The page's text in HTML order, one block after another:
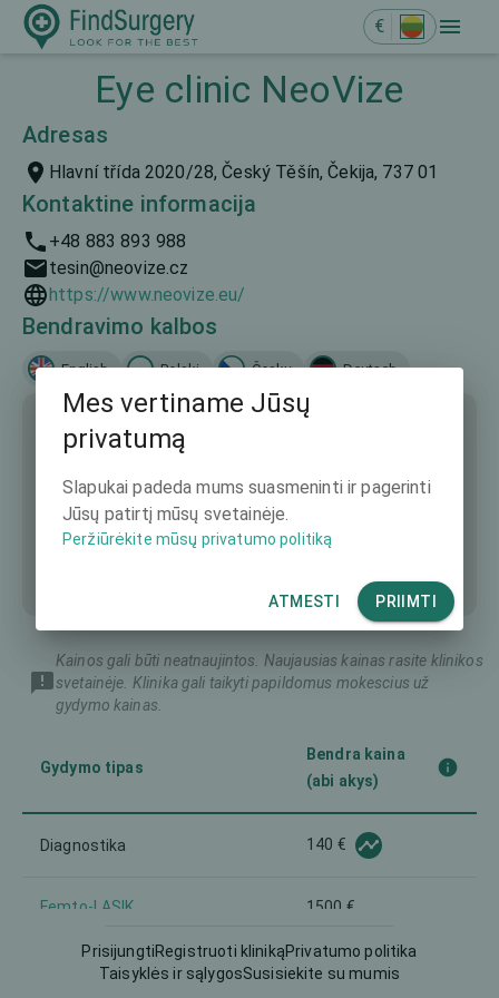
€
Eye clinic NeoVize
Adresas
Hlavní třída 2020/28, Český Těšín, Čekija, 737 01
Kontaktine informacija
+48 883 893 988
tesin@neovize.cz
https://www.neovize.eu/
Bendravimo kalbos
English Polski Česky Deutsch
Kainos gali būti neatnaujintos. Naujausias kainas rasite klinikos
svetainėje. Klinika gali taikyti papildomus mokescius už
gydymo kainas.
Gydymo tipas
Bendra kaina
(abi akys)
Diagnostika 140 €
Femto-LASIK 1500 €
Implantuojamas kontaktinis
3140 €
PrisijungtiRegistruoti klinikąPrivatumo politika
Taisyklės ir sąlygosSusisiekite su mumis
Mes vertiname Jūsų
privatumą
Slapukai padeda mums suasmeninti ir pagerinti
Jūsų patirtį mūsų svetainėje.
Peržiūrėkite mūsų privatumo politiką
ATMESTI PRIIMTI